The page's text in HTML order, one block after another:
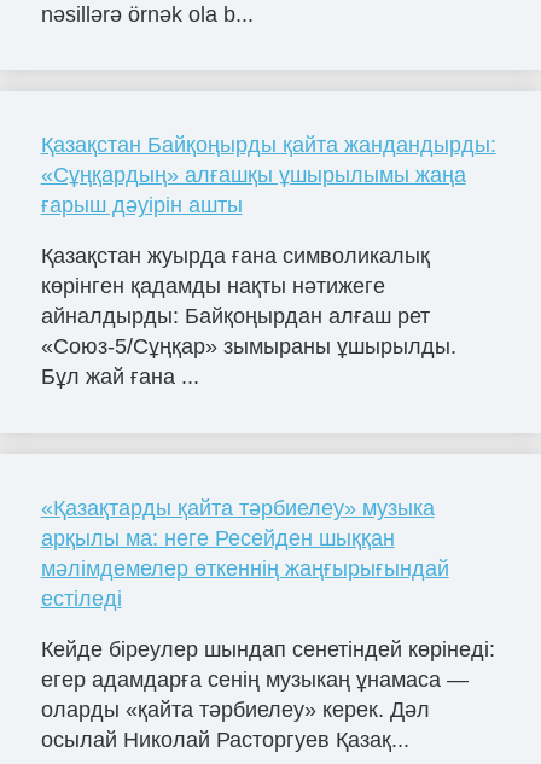
nəsillərə örnək ola b...
Қазақстан Байқоңырды қайта жандандырды:
«Сұңқардың» алғашқы ұшырылымы жаңа
ғарыш дәуірін ашты
Қазақстан жуырда ғана символикалық
көрінген қадамды нақты нәтижеге
айналдырды: Байқоңырдан алғаш рет
«Союз-5/Сұңқар» зымыраны ұшырылды.
Бұл жай ғана ...
«Қазақтарды қайта тәрбиелеу» музыка
арқылы ма: неге Ресейден шыққан
мәлімдемелер өткеннің жаңғырығындай
естіледі
Кейде біреулер шындап сенетіндей көрінеді:
егер адамдарға сенің музыкаң ұнамаса —
оларды «қайта тәрбиелеу» керек. Дәл
осылай Николай Расторгуев Қазақ...